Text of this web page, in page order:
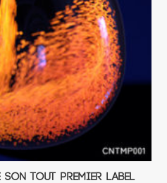
son tout premier label